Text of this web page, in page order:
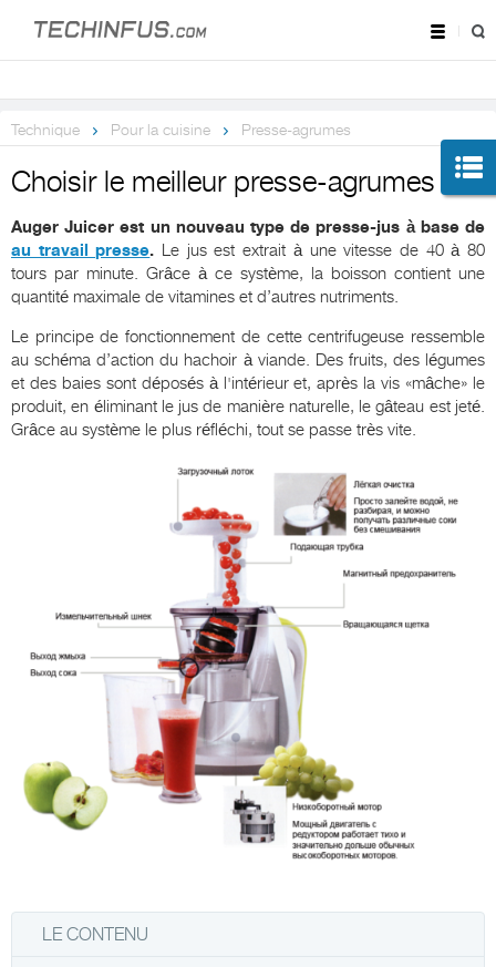
Technique Pour la cuisine Presse-agrumes
Choisir le meilleur presse-agrumes
Auger Juicer est un nouveau type de presse-jus à base de
au travail presse. Le jus est extrait à une vitesse de 40 à 80
tours par minute. Grâce à ce système, la boisson contient une
quantité maximale de vitamines et d’autres nutriments.
Le principe de fonctionnement de cette centrifugeuse ressemble
au schéma d’action du hachoir à viande. Des fruits, des légumes
et des baies sont déposés à l'intérieur et, après la vis «mâche» le
produit, en éliminant le jus de manière naturelle, le gâteau est jeté.
Grâce au système le plus réfléchi, tout se passe très vite.
LE CONTENU